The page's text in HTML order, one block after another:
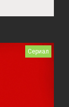
Сериал